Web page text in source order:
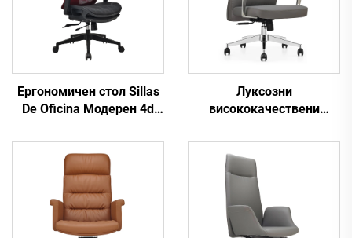
Ергономичен стол Sillas
De Oficina Модерен 4d
найлонова рамка Мрежа
Ергономичен офис на
директора Cadeira De
Escritorio
Луксозни
висококачествени
столове Executive Boss от
изкуствена кожа Удобни
столове